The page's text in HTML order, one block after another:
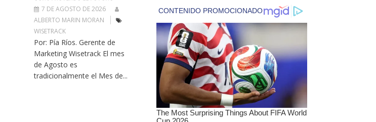
7 DE AGOSTO DE 2026
ALBERTO MARIN MORAN
WISETRACK
Por: Pía Ríos. Gerente de
Marketing Wisetrack El mes
de Agosto es
tradicionalmente el Mes de...